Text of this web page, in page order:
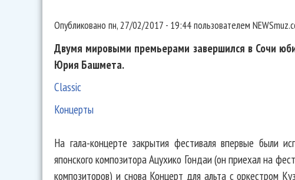
Опубликовано пн, 27/02/2017 - 19:44пользователем
Двумя мировыми премьерами завершился в Сочи
Юрия Башмета.
Classic
Концерты
На гала-концерте закрытия фестиваля впервые были
японского композитора Ацухико Гондаи (он приехал на
композиторов) и снова Концерт для альта с оркестром